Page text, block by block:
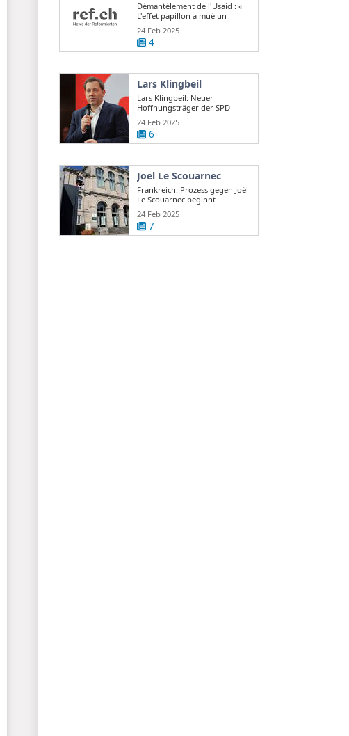
Démantèlement de l'Usaid : «
L'effet papillon a mué un
scandale d ...
24 Feb 2025
4
Lars Klingbeil
Lars Klingbeil: Neuer
Hoffnungsträger der SPD
24 Feb 2025
6
Joel Le Scouarnec
Frankreich: Prozess gegen Joël
Le Scouarnec beginnt
24 Feb 2025
7